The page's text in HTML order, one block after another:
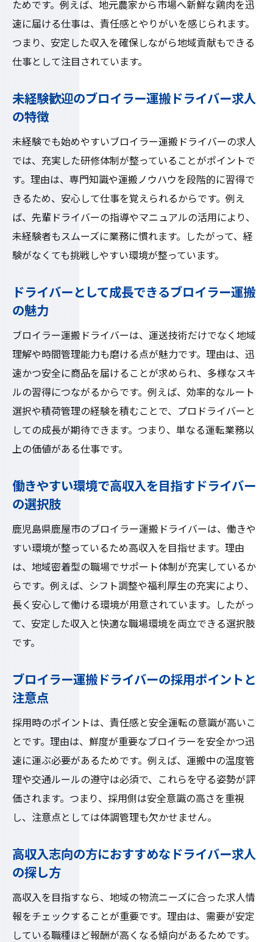
報
高収入を実現するドライバー求人の最新情
報
ブロイラー運搬ドライバーの求人を選ぶポ
イント
経験不問で応募できるドライバーの魅力的
な条件
高収入求人を見極めるためのドライバー視
点
ブロイラー運搬ドライバーの募集傾向と対
策
求人選びで失敗しないドライバーのチェッ
ク項目
ブロイラー運搬で叶える高収入ドライバー生活
ブロイラー運搬で実現する安定したドライ
バー生活
高収入ドライバーとしての理想的なワーク
ライフバランス
ブロイラー運搬ドライバーの収入アップ事
例を紹介
働きながら成長できるドライバーの魅力を
解説
ドライバー未経験者も安心のブロイラー運
搬サポート
高収入生活を支えるドライバーの仕事選び
方
ためです。例えば、地元農家から市場へ新鮮な鶏肉を迅
速に届ける仕事は、責任感とやりがいを感じられます。
つまり、安定した収入を確保しながら地域貢献もできる
仕事として注目されています。
未経験歓迎のブロイラー運搬ドライバー求人
の特徴
未経験でも始めやすいブロイラー運搬ドライバーの求人
では、充実した研修体制が整っていることがポイントで
す。理由は、専門知識や運搬ノウハウを段階的に習得で
きるため、安心して仕事を覚えられるからです。例え
ば、先輩ドライバーの指導やマニュアルの活用により、
未経験者もスムーズに業務に慣れます。したがって、経
験がなくても挑戦しやすい環境が整っています。
ドライバーとして成長できるブロイラー運搬
の魅力
ブロイラー運搬ドライバーは、運送技術だけでなく地域
理解や時間管理能力も磨ける点が魅力です。理由は、迅
速かつ安全に商品を届けることが求められ、多様なスキ
ルの習得につながるからです。例えば、効率的なルート
選択や積荷管理の経験を積むことで、プロドライバーと
しての成長が期待できます。つまり、単なる運転業務以
上の価値がある仕事です。
働きやすい環境で高収入を目指すドライバー
の選択肢
鹿児島県鹿屋市のブロイラー運搬ドライバーは、働きや
すい環境が整っているため高収入を目指せます。理由
は、地域密着型の職場でサポート体制が充実しているか
らです。例えば、シフト調整や福利厚生の充実により、
長く安心して働ける環境が用意されています。したがっ
て、安定した収入と快適な職場環境を両立できる選択肢
です。
ブロイラー運搬ドライバーの採用ポイントと
注意点
採用時のポイントは、責任感と安全運転の意識が高いこ
とです。理由は、鮮度が重要なブロイラーを安全かつ迅
速に運ぶ必要があるためです。例えば、運搬中の温度管
理や交通ルールの遵守は必須で、これらを守る姿勢が評
価されます。つまり、採用側は安全意識の高さを重視
し、注意点としては体調管理も欠かせません。
高収入志向の方におすすめなドライバー求人
の探し方
高収入を目指すなら、地域の物流ニーズに合った求人情
報をチェックすることが重要です。理由は、需要が安定
している職種ほど報酬が高くなる傾向があるためです。